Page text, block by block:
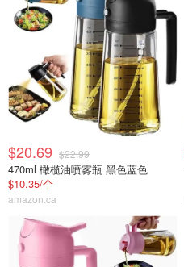
$20.69 $22.99
470ml 橄榄油喷雾瓶 黑色蓝色
$10.35/个
amazon.ca